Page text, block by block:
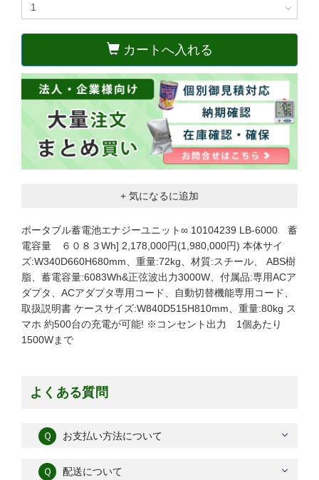
カートへ入れる
+ 気になるに追加
ポータブル蓄電池エナジーユニット∞ 10104239 LB-6000 蓄
電容量 ６０８３Wh] 2,178,000円(1,980,000円) 本体サイ
ズ:W340D660H680mm、重量:72kg、材質:スチール、 ABS樹
脂、蓄電容量:6083Wh&正弦波出力3000W、付属品:専用ACア
ダプタ、ACアダプタ専用コード、自動切替機能専用コード、
取扱説明書 ケースサイズ:W840D515H810mm、重量:80kg ス
マホ 約500台の充電が可能! ※コンセント出力 1個あたり
1500Wまで
よくある質問
Ｑ お支払い方法について
Ｑ 配送について